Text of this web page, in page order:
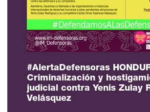
#AlertaDefensoras
Criminalización y
judicial contra Yenis Zulay
Velásquez